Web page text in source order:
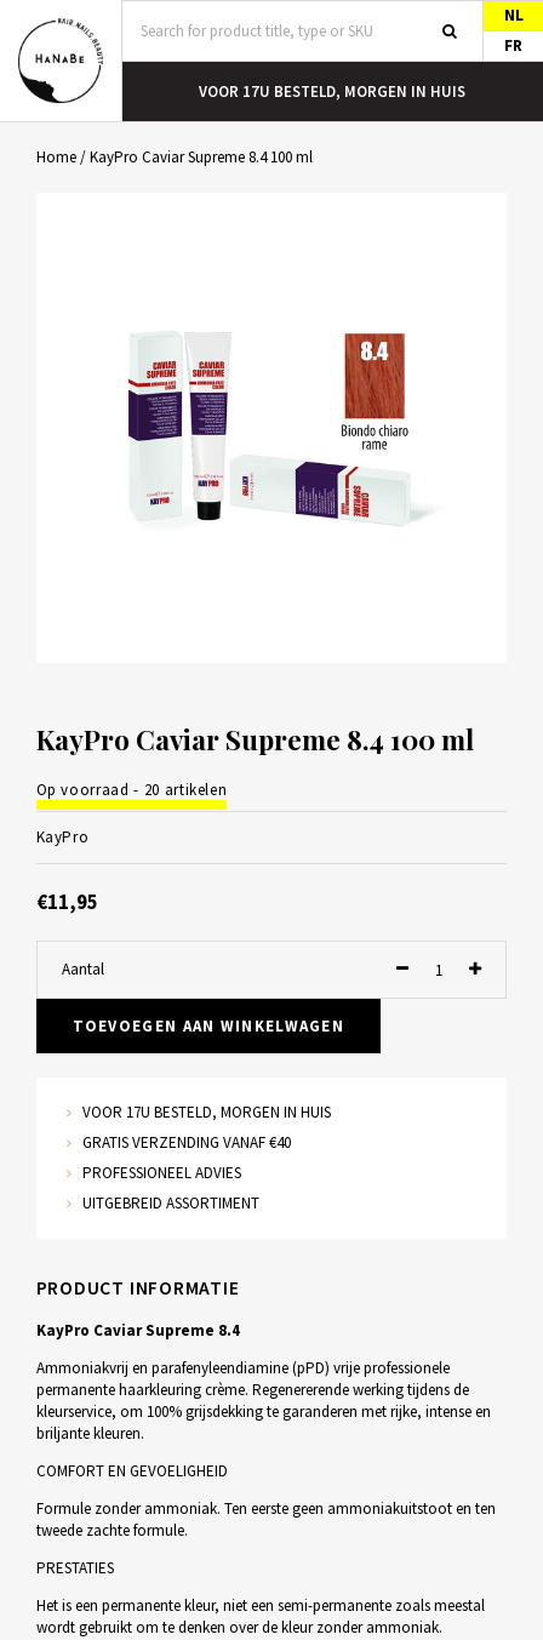
NL
FR
VOOR 17U BESTELD, MORGEN IN HUIS
Home/KayPro Caviar Supreme 8.4 100 ml
KayPro Caviar Supreme 8.4 100 ml
Op voorraad - 20 artikelen
KayPro
€11,95
Aantal
TOEVOEGEN AAN WINKELWAGEN
VOOR 17U BESTELD, MORGEN IN HUIS
GRATIS VERZENDING VANAF €40
PROFESSIONEEL ADVIES
UITGEBREID ASSORTIMENT
PRODUCT INFORMATIE
KayPro Caviar Supreme 8.4
Ammoniakvrij en parafenyleendiamine (pPD) vrije professionele
permanente haarkleuring crème. Regenererende werking tijdens de
kleurservice, om 100% grijsdekking te garanderen met rijke, intense en
briljante kleuren.
COMFORT EN GEVOELIGHEID
Formule zonder ammoniak. Ten eerste geen ammoniakuitstoot en ten
tweede zachte formule.
PRESTATIES
Het is een permanente kleur, niet een semi-permanente zoals meestal
wordt gebruikt om te denken over de kleur zonder ammoniak.